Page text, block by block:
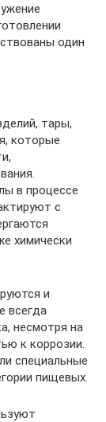
один
тары,
которые
в процессе
с
химически
и
всегда
несмотря на
к коррозии.
специальные
пищевых.